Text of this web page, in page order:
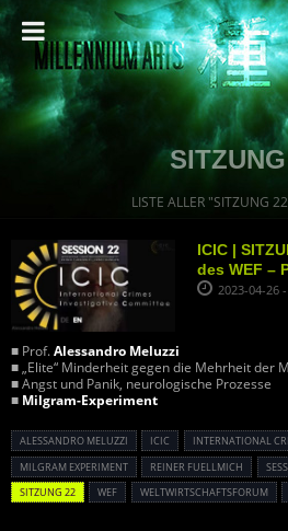
LISTE ALLER "SITZUNG
ICIC |
des WEF –
2023-04-26
■ Prof.Alessandro Meluzzi
■ „Elite“ Minderheit gegen die Mehrheit der
■ Angst und Panik, neurologische Prozesse
■ Milgram-Experiment
ALESSANDRO MELUZZI ICIC
INTERNATIONAL
MILGRAM EXPERIMENT
REINER FUELLMICH
SITZUNG 22
WEF WELTWIRTSCHAFTSFORUM